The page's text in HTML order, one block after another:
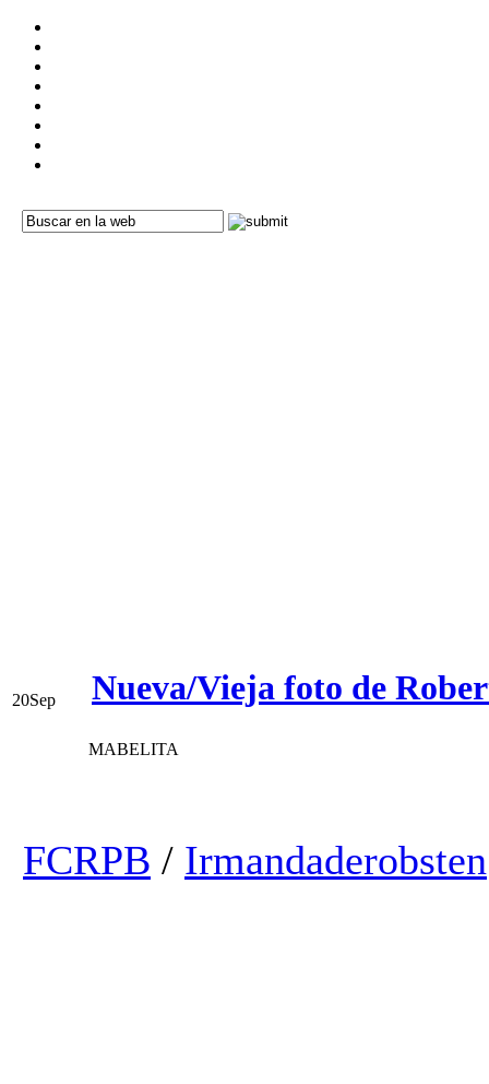
20Sep Nueva/Vieja foto de
MABELITA
FCRPB / Irmandaderobsten